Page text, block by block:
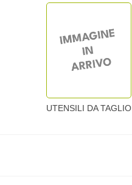
UTENSILI DA TAGLIO